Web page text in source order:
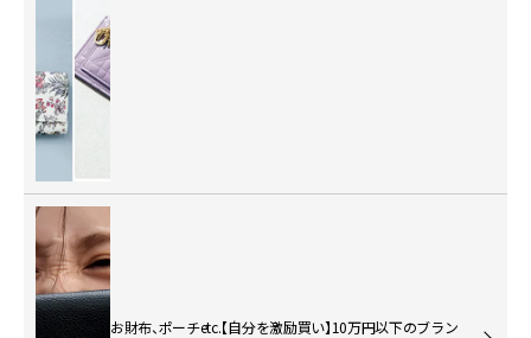
お財布、ポーチetc.【自分を激励買い】10万円以下のブラン